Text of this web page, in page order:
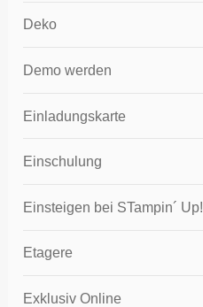
Deko
Demo werden
Einladungskarte
Einschulung
Einsteigen bei STampin´ Up!
Etagere
Exklusiv Online